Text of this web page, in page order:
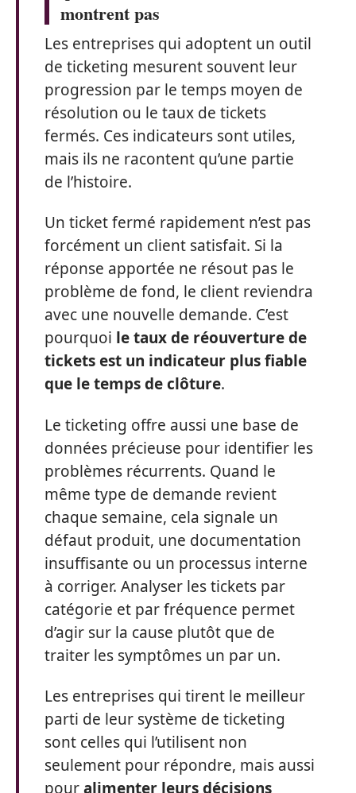
montrent pas
Les entreprises qui adoptent un outil
de ticketing mesurent souvent leur
progression par le temps moyen de
résolution ou le taux de tickets
fermés. Ces indicateurs sont utiles,
mais ils ne racontent qu’une partie
de l’histoire.
Un ticket fermé rapidement n’est pas
forcément un client satisfait. Si la
réponse apportée ne résout pas le
problème de fond, le client reviendra
avec une nouvelle demande. C’est
pourquoi le taux de réouverture de
tickets est un indicateur plus fiable
que le temps de clôture.
Le ticketing offre aussi une base de
données précieuse pour identifier les
problèmes récurrents. Quand le
même type de demande revient
chaque semaine, cela signale un
défaut produit, une documentation
insuffisante ou un processus interne
à corriger. Analyser les tickets par
catégorie et par fréquence permet
d’agir sur la cause plutôt que de
traiter les symptômes un par un.
Les entreprises qui tirent le meilleur
parti de leur système de ticketing
sont celles qui l’utilisent non
seulement pour répondre, mais aussi
pouralimenter leurs décisions